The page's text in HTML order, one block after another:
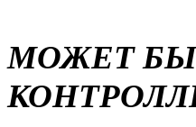
МОЖЕТ